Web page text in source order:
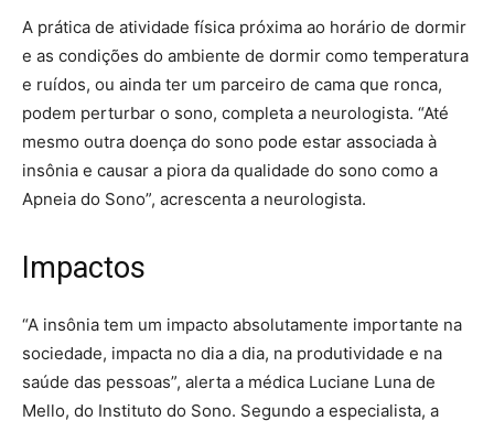
A prática de atividade física próxima ao horário de dormir
e as condições do ambiente de dormir como temperatura
e ruídos, ou ainda ter um parceiro de cama que ronca,
podem perturbar o sono, completa a neurologista. “Até
mesmo outra doença do sono pode estar associada à
insônia e causar a piora da qualidade do sono como a
Apneia do Sono”, acrescenta a neurologista.
Impactos
“A insônia tem um impacto absolutamente importante na
sociedade, impacta no dia a dia, na produtividade e na
saúde das pessoas”, alerta a médica Luciane Luna de
Mello, do Instituto do Sono. Segundo a especialista, a